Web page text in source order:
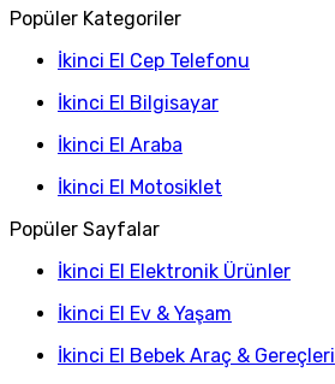
Popüler Kategoriler
İkinci El Cep Telefonu
İkinci El Bilgisayar
İkinci El Araba
İkinci El Motosiklet
Popüler Sayfalar
İkinci El Elektronik Ürünler
İkinci El Ev & Yaşam
İkinci El Bebek Araç & Gereçleri